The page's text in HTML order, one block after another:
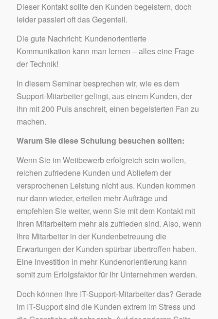
Dieser Kontakt sollte den Kunden begeistern, doch
leider passiert oft das Gegenteil.
Die gute Nachricht: Kundenorientierte
Kommunikation kann man lernen – alles eine Frage
der Technik!
In diesem Seminar besprechen wir, wie es dem
Support-Mitarbeiter gelingt, aus einem Kunden, der
ihn mit 200 Puls anschreit, einen begeisterten Fan zu
machen.
Warum Sie diese Schulung besuchen sollten:
Wenn Sie im Wettbewerb erfolgreich sein wollen,
reichen zufriedene Kunden und Abliefern der
versprochenen Leistung nicht aus. Kunden kommen
nur dann wieder, erteilen mehr Aufträge und
empfehlen Sie weiter, wenn Sie mit dem Kontakt mit
Ihren Mitarbeitern mehr als zufrieden sind. Also, wenn
Ihre Mitarbeiter in der Kundenbetreuung die
Erwartungen der Kunden spürbar übertroffen haben.
Eine Investition in mehr Kundenorientierung kann
somit zum Erfolgsfaktor für Ihr Unternehmen werden.
Doch können Ihre IT-Support-Mitarbeiter das? Gerade
im IT-Support sind die Kunden extrem im Stress und